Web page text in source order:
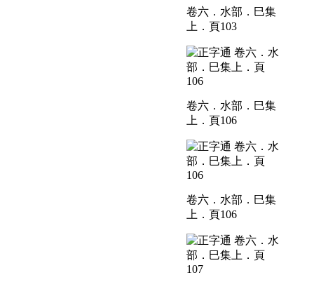
卷六．水部．巳集
上．頁103
卷六．水部．巳集
上．頁106
卷六．水部．巳集
上．頁106